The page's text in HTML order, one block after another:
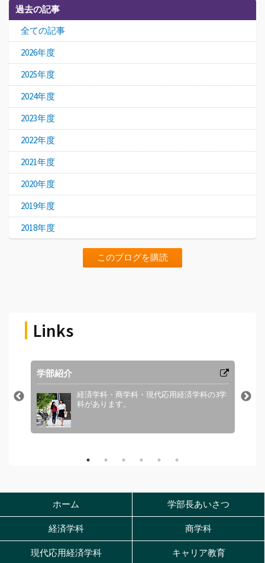
過去の記事
全ての記事
2026年度
2025年度
2024年度
2023年度
2022年度
2021年度
2020年度
2019年度
2018年度
このブログを購読
Links
学部紹介
経済学科・商学科・現代応用経済学科の3学
科があります。
ホーム 学部長あいさつ
経済学科 商学科
現代応用経済学科 キャリア教育